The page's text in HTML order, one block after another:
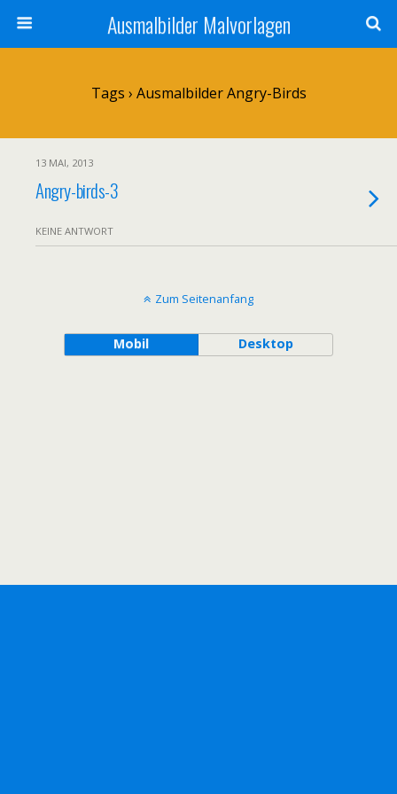
Ausmalbilder Malvorlagen
Tags › Ausmalbilder Angry-Birds
13 MAI, 2013
Angry-birds-3
KEINE ANTWORT
Zum Seitenanfang
Mobil Desktop